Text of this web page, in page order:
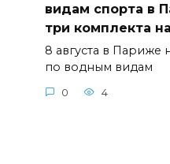
видам спорта в
три комплекта
8 августа в Париже
по водным видам
0 4